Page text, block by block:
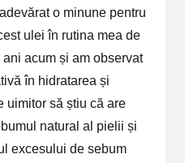
o minune pentru
ulei în rutina mea de
acum și am observat
în hidratarea și
uimitor să știu că are
natural al pielii și
excesului de sebum